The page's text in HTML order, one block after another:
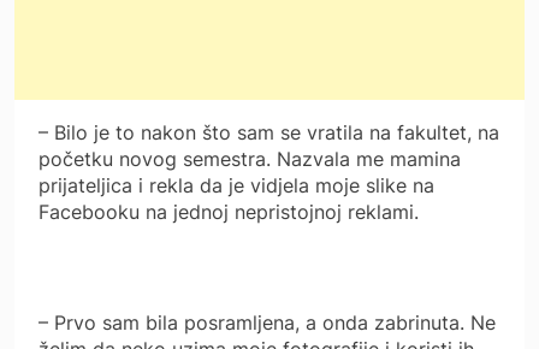
– Bilo je to nakon što sam se vratila na fakultet, na
početku novog semestra. Nazvala me mamina
prijateljica i rekla da je vidjela moje slike na
Facebooku na jednoj nepristojnoj reklami.
– Prvo sam bila posramljena, a onda zabrinuta. Ne